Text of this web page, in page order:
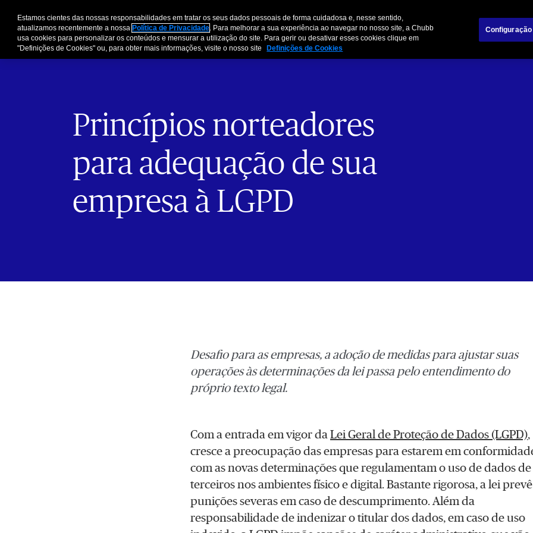
Pessoas e Famílias
Princípios norteadores
para adequação de sua
empresa à LGPD
Desafio para as empresas, a adoção de medidas para ajustar suas
operações às determinações da lei passa pelo entendimento do
próprio texto legal.
Com a entrada em vigor da Lei Geral de Proteção de Dados (LGPD),
cresce a preocupação das empresas para estarem em
com as novas determinações que regulamentam o uso de dados de
terceiros nos ambientes físico e digital. Bastante rigorosa, a lei prevê
punições severas em caso de descumprimento. Além da
responsabilidade de indenizar o titular dos dados, em caso de uso
Estamos cientes das nossas responsabilidades em tratar os seus dados pessoais de forma cuidadosa e, nesse sentido,
atualizamos recentemente a nossa Política de Privacidade. Para melhorar a sua experiência ao navegar no nosso site, a Chubb
usa cookies para personalizar os conteúdos e mensurar a utilização do site. Para gerir ou desativar esses cookies clique em
"Definições de Cookies" ou, para obter mais informações, visite o nosso site
Definições de Cookies